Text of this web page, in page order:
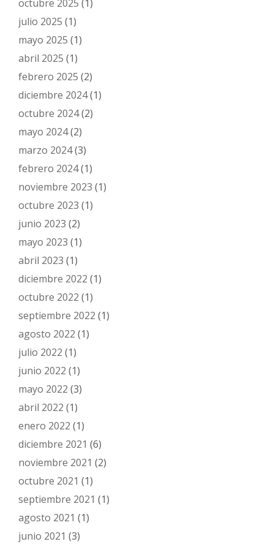
octubre 2025 (1)
julio 2025 (1)
mayo 2025 (1)
abril 2025 (1)
febrero 2025 (2)
diciembre 2024(1)
octubre 2024(2)
mayo 2024(2)
marzo 2024(3)
febrero 2024(1)
noviembre 2023 (1)
octubre 2023 (1)
junio 2023 (2)
mayo 2023 (1)
abril 2023 (1)
diciembre 2022 (1)
octubre 2022 (1)
septiembre 2022 (1)
agosto 2022 (1)
julio 2022 (1)
junio 2022 (1)
mayo 2022 (3)
abril 2022 (1)
enero 2022 (1)
diciembre 2021 (6)
noviembre 2021 (2)
octubre 2021 (1)
septiembre 2021 (1)
agosto 2021 (1)
junio 2021 (3)